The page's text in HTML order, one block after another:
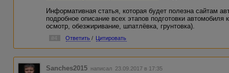
Информативная статья, которая будет полезна сайтам
подробное описание всех этапов подготовки автомобиля
осмотр, обезжиривание, шпатлёвка, грунтовка).
#4 Ответить / Цитировать
Sanches2015 написал 23.09.2017 в 17:35